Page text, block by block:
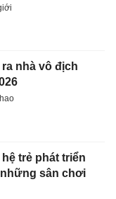
nhà vô địch
trẻ phát triển
sân chơi